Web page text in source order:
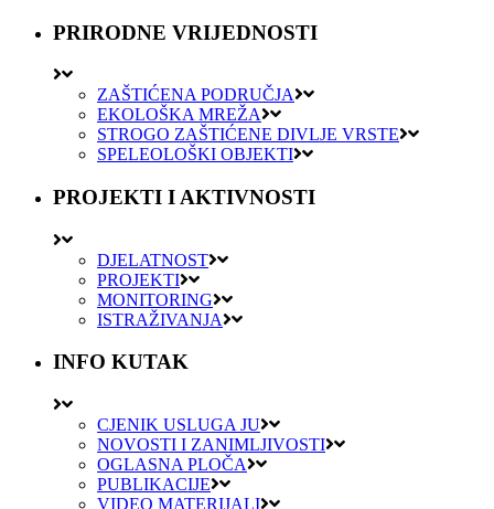
PRIRODNE VRIJEDNOSTI
ZAŠTIĆENA PODRUČJA
EKOLOŠKA MREŽA
STROGO ZAŠTIĆENE DIVLJE VRSTE
SPELEOLOŠKI OBJEKTI
PROJEKTI I AKTIVNOSTI
DJELATNOST
PROJEKTI
MONITORING
ISTRAŽIVANJA
INFO KUTAK
CJENIK USLUGA JU
NOVOSTI I ZANIMLJIVOSTI
OGLASNA PLOČA
PUBLIKACIJE
VIDEO MATERIJALI